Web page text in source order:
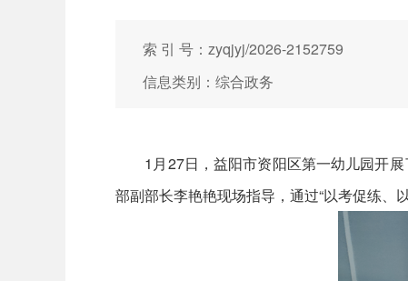
索 引 号：zyqjyj/2026-2152759
信息类别：综合政务
1月27日，益阳市资阳区第一幼儿园开展
部副部长李艳艳现场指导，通过“以考促练、